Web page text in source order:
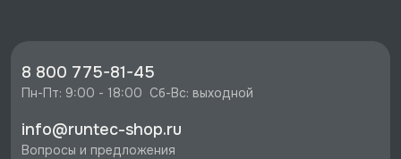
EDS3032 со скидкой - 1913 руб.
⚡️ Бесплатная доставка в Москве, Санкт-
стоимости заказа.
8 800 775-81-45
Пн-Пт: 9:00 - 18:00  Сб-Вс: выходной
info@runtec-shop.ru
Вопросы и предложения